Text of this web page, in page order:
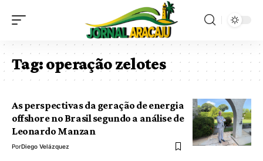
Tag:operação zelotes
As perspectivas da geração de energia
offshore no Brasil segundo a análise de
Leonardo Manzan
PorDiego Velázquez